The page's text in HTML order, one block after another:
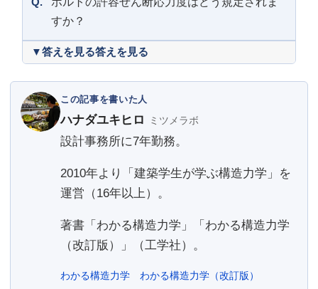
すか？
答えを見る
この記事を書いた人
ハナダユキヒロ ミツメラボ
設計事務所に7年勤務。
2010年より「建築学生が学ぶ構造力学」を
運営（16年以上）。
著書「わかる構造力学」「わかる構造力学
（改訂版）」（工学社）。
わかる構造力学 わかる構造力学（改訂版）